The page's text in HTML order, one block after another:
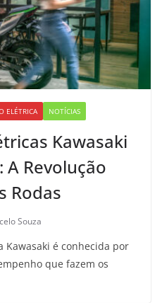
ELÉTRICA NOTÍCIAS
Kawasaki
A Revolução
Rodas
Souza
Kawasaki é conhecida por
que fazem os